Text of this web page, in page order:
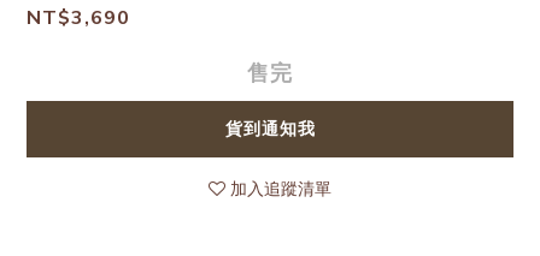
NT$3,690
售完
貨到通知我
加入追蹤清單